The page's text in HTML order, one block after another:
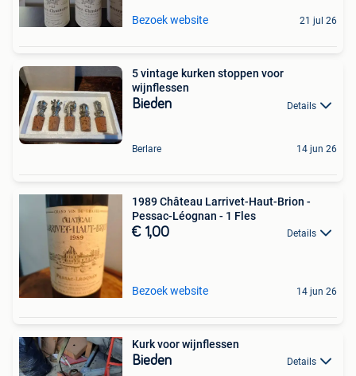
Bezoek website 21 jul 26
5 vintage kurken stoppen voor
wijnflessen
Bieden Details
Berlare 14 jun 26
1989 Château Larrivet-Haut-Brion -
Pessac-Léognan - 1 Fles
€ 1,00 Details
Bezoek website 14 jun 26
Kurk voor wijnflessen
Bieden Details